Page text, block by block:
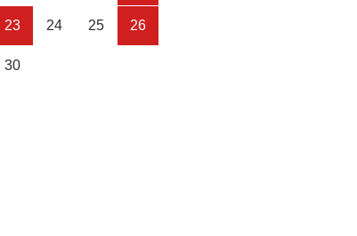
23 24 25 26
30